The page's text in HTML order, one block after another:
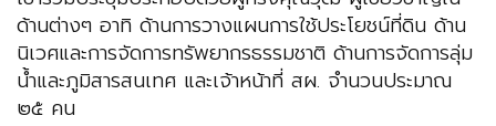
ด้านต่างๆ อาทิ ด้านการวางแผนการใช้ประโยชน์ที่ดิน ด้าน
นิเวศและการจัดการทรัพยากรธรรมชาติ ด้านการจัดการลุ่ม
น้ำและภูมิสารสนเทศ และเจ้าหน้าที่ สผ. จำนวนประมาณ
๒๕ คน